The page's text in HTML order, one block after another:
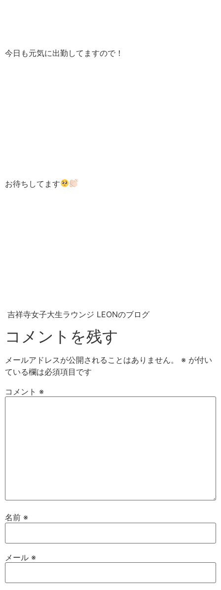
今日も元気に出勤してますので！
お待ちしてます
吉祥寺女子大生ラウンジ LEONのブログ
コメントを残す
メールアドレスが公開されることはありません。 ※ が付い
ている欄は必須項目です
コメント ※
名前 ※
メール ※